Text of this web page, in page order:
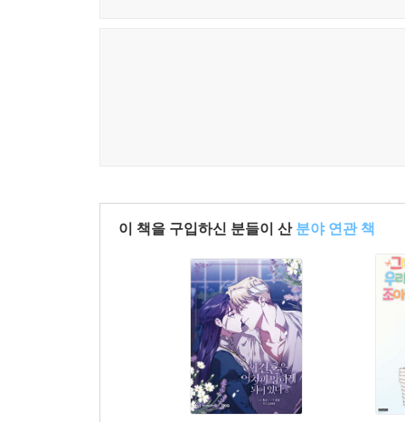
이 책을 구입하신 분들이 산 분야 연관 책